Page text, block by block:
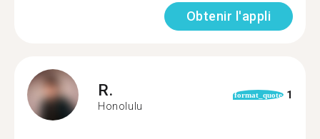
Obtenir l'appli
R.
Honolulu
format_quote 1